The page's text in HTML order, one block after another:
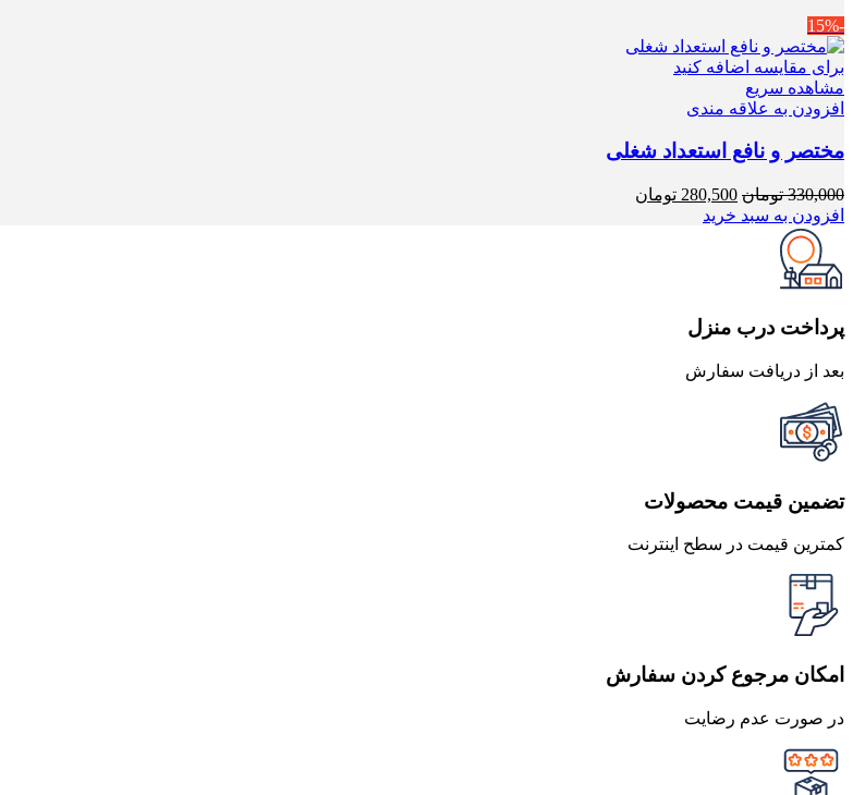
-15%
برای مقایسه اضافه کنید
مشاهده سریع
افزودن به علاقه مندی
مختصر و نافع استعداد شغلی
330,000 تومان قیمت
اصلی
280,500 تومان
افزودن به سبد خرید
پرداخت درب منزل
بعد از دریافت سفارش
تضمین قیمت محصولات
کمترین قیمت در سطح اینترنت
امکان مرجوع کردن سفارش
در صورت عدم رضایت